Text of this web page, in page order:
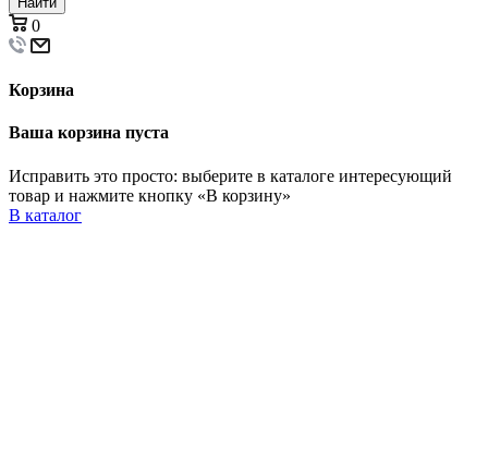
0
Корзина
Ваша корзина пуста
Исправить это просто: выберите в каталоге интересующий
товар и нажмите кнопку «В корзину»
В каталог